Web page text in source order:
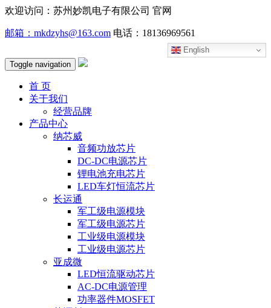
欢迎访问：苏州妙凯电子有限公司 官网
邮箱：mkdzyhs@163.com 电话：18136969561
English
Toggle navigation
首 页
关于我们
经营品牌
产品中心
纳芯威
音频功放芯片
DC-DC电源芯片
锂电池充电芯片
LED车灯恒流芯片
长运通
军工级电源模块
军工级电源芯片
工业级电源模块
工业级电源芯片
亚成微
LED恒流驱动芯片
AC-DC电源管理
功率器件MOSFET